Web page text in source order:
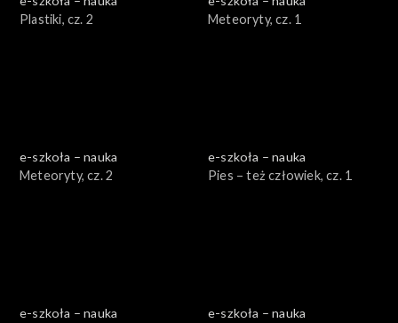
Plastiki, cz. 2
Meteoryty, cz. 1
e-szkoła – nauka
Meteoryty, cz. 2
e-szkoła – nauka
Pies – też człowiek, cz. 1
e-szkoła – nauka
e-szkoła – nauka